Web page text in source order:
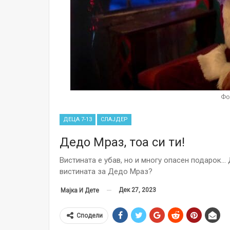
ДЕЦА 7-13 СЛАЈДЕР
Дедо Мраз, тоа си ти!
Вистината е убав, но и многу опасен подарок…
вистината за Дедо Мраз?
Мајка И Дете Дек 27, 2023
Сподели